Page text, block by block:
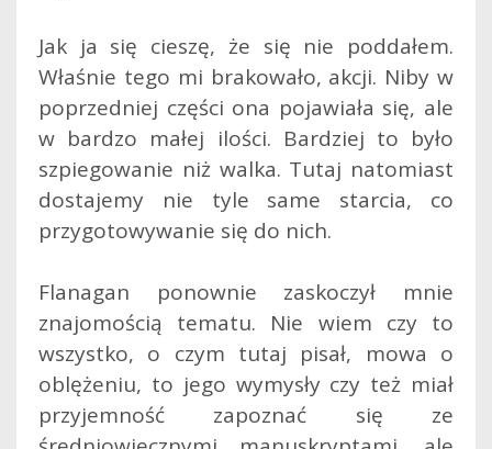
Jak ja się cieszę, że się nie poddałem.
Właśnie tego mi brakowało, akcji. Niby w
poprzedniej części ona pojawiała się, ale
w bardzo małej ilości. Bardziej to było
szpiegowanie niż walka. Tutaj natomiast
dostajemy nie tyle same starcia, co
przygotowywanie się do nich.
Flanagan ponownie zaskoczył mnie
znajomością tematu. Nie wiem czy to
wszystko, o czym tutaj pisał, mowa o
oblężeniu, to jego wymysły czy też miał
przyjemność zapoznać się ze